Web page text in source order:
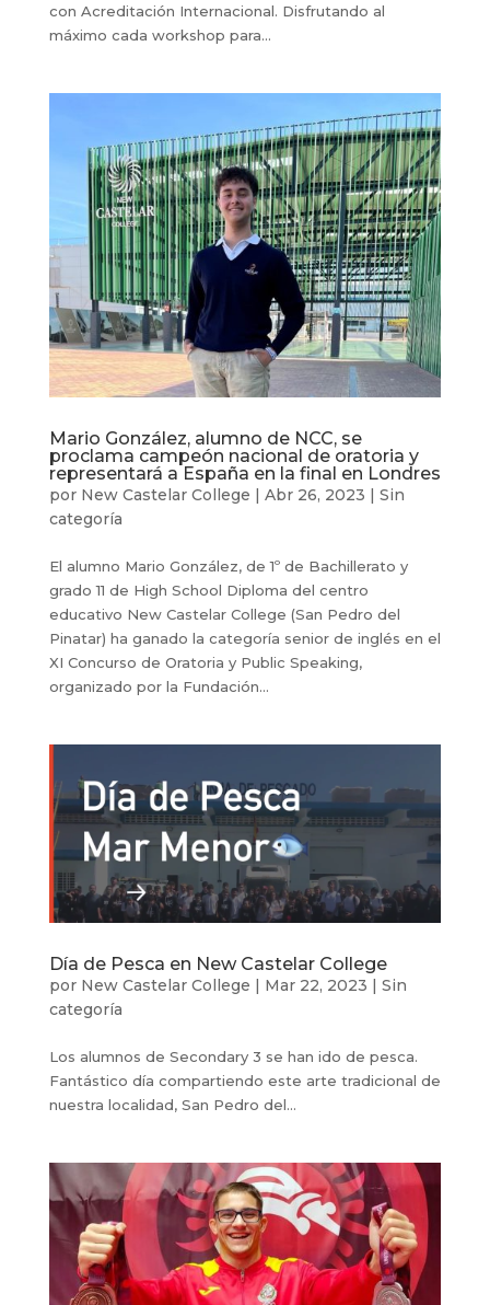
con Acreditación Internacional. Disfrutando al
máximo cada workshop para...
Mario González, alumno de NCC, se
proclama campeón nacional de oratoria y
representará a España en la final en Londres
por New Castelar College | Abr 26, 2023 | Sin
categoría
El alumno Mario González, de 1º de Bachillerato y
grado 11 de High School Diploma del centro
educativo New Castelar College (San Pedro del
Pinatar) ha ganado la categoría senior de inglés en el
XI Concurso de Oratoria y Public Speaking,
organizado por la Fundación...
Día de Pesca en New Castelar College
por New Castelar College | Mar 22, 2023 | Sin
categoría
Los alumnos de Secondary 3 se han ido de pesca.
Fantástico día compartiendo este arte tradicional de
nuestra localidad, San Pedro del...